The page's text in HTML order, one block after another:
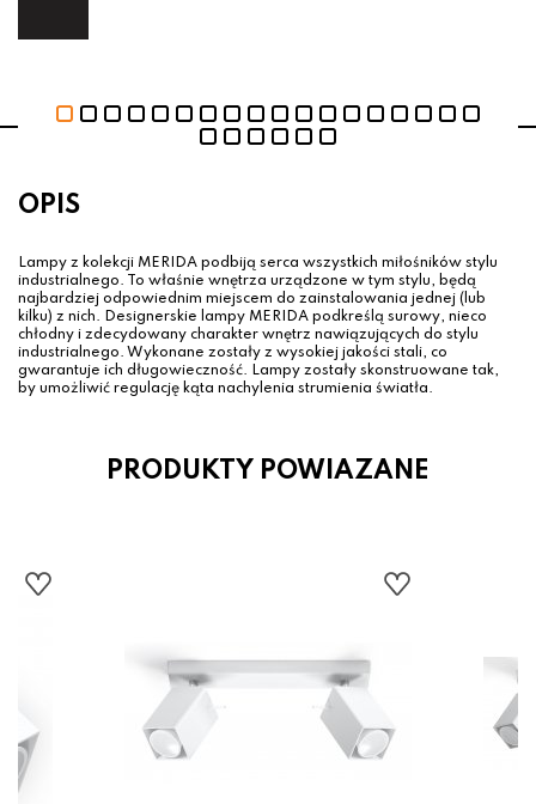
OPIS
Lampy z kolekcji MERIDA podbiją serca wszystkich miłośników stylu
industrialnego. To właśnie wnętrza urządzone w tym stylu, będą
najbardziej odpowiednim miejscem do zainstalowania jednej (lub
kilku) z nich. Designerskie lampy MERIDA podkreślą surowy, nieco
chłodny i zdecydowany charakter wnętrz nawiązujących do stylu
industrialnego. Wykonane zostały z wysokiej jakości stali, co
gwarantuje ich długowieczność. Lampy zostały skonstruowane tak,
by umożliwić regulację kąta nachylenia strumienia światła.
PRODUKTY POWIAZANE